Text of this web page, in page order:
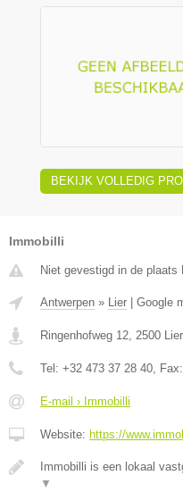
BEKIJK VOLLEDIG
Immobilli
Niet gevestigd in de
Antwerpen » Lier Google
Ringenhofweg 12, 2500 Lier
Tel: +32 473 37 28 40, Fax:
E-mail › Immobilli
Website: https://
Immobilli is een lokaal
▼